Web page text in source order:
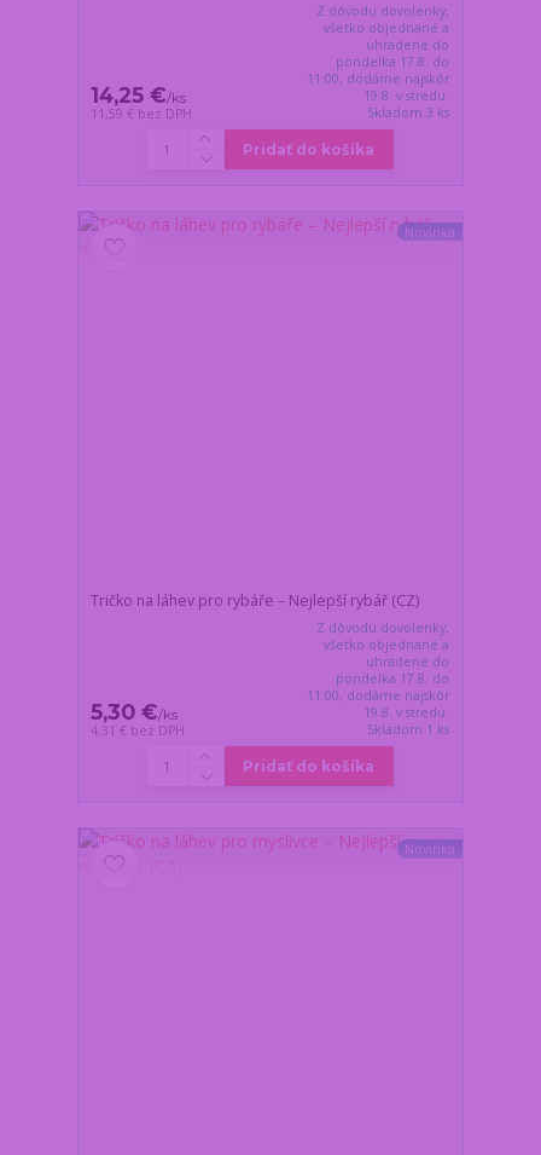
14,25 €/ks
11,59 € bez DPH
Z dôvodu dovolenky,
všetko objednané a
uhradené do
pondelka 17.8. do
11:00, dodáme najskôr
19.8. v stredu.
Skladom 3 ks
Pridať do košíka
Novinka
Tričko na láhev pro rybáře – Nejlepší rybář (CZ)
5,30 €/ks
4,31 € bez DPH
Z dôvodu dovolenky,
všetko objednané a
uhradené do
pondelka 17.8. do
11:00, dodáme najskôr
19.8. v stredu.
Skladom 1 ks
Pridať do košíka
Novinka